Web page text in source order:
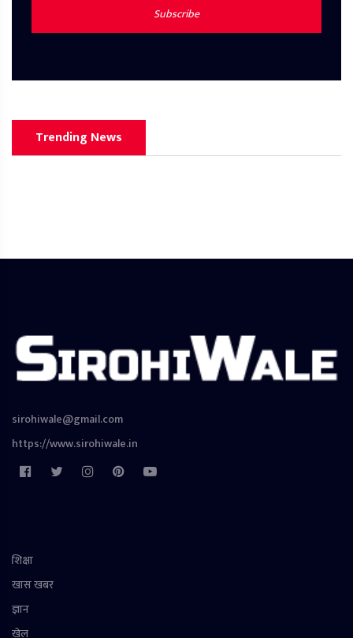
Subscribe
Trending News
sirohiwale@gmail.com
https://www.sirohiwale.in
शिक्षा
खास खबर
ज्ञान
खेल